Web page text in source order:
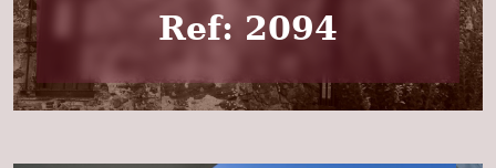
Ref: 2094